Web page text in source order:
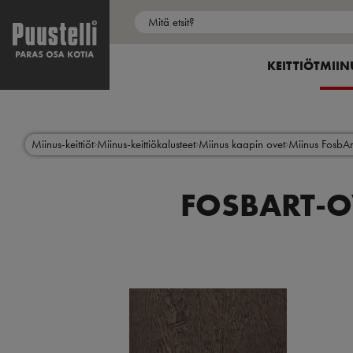
Puustelli Store
SHOW
KEITTIÖT
Miinus-keittiöt Miinus-keittiökalusteet Miinus kaapin ovet Miinus
FOSBART-